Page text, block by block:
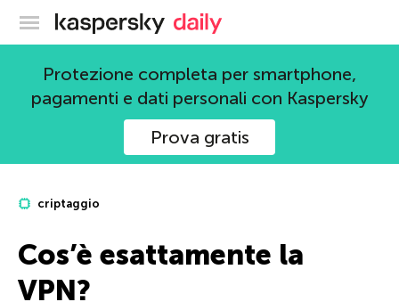
Blog ufficiale di Kaspersky
Protezione completa per smartphone,
pagamenti e dati personali con Kaspersky
Prova gratis
criptaggio
Cos’è esattamente la
VPN?